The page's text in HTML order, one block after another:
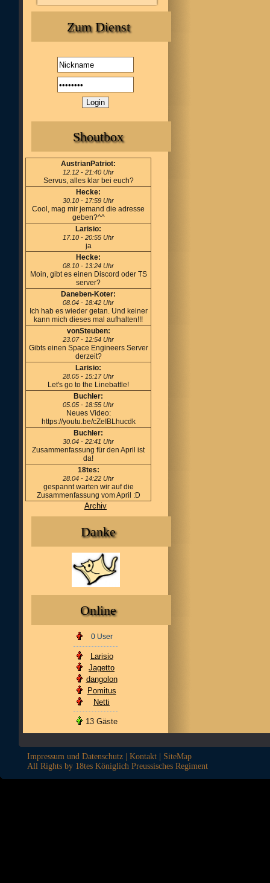
Zum Dienst
Shoutbox
AustrianPatriot:
12.12 - 21:40 Uhr
Servus, alles klar bei euch?
Hecke:
30.10 - 17:59 Uhr
Cool, mag mir jemand die adresse
geben?^^
Larisio:
17.10 - 20:55 Uhr
ja
Hecke:
08.10 - 13:24 Uhr
Moin, gibt es einen Discord oder TS
server?
Daneben-Koter:
08.04 - 18:42 Uhr
Ich hab es wieder getan. Und keiner
kann mich dieses mal aufhalten!!!
vonSteuben:
23.07 - 12:54 Uhr
Gibts einen Space Engineers Server
derzeit?
Larisio:
28.05 - 15:17 Uhr
Let's go to the Linebattle!
Buchler:
05.05 - 18:55 Uhr
Neues Video:
https://youtu.be/cZeIBLhucdk
Buchler:
30.04 - 22:41 Uhr
Zusammenfassung für den April ist
da!
18tes:
28.04 - 14:22 Uhr
gespannt warten wir auf die
Zusammenfassung vom April :D
Archiv
Danke
Online
0 User
Larisio
Jagetto
dangolon
Pomitus
Netti
13 Gäste
Impressum und Datenschutz Kontakt
SiteMap
All Rights by 18tes Königlich Preussisches Regiment